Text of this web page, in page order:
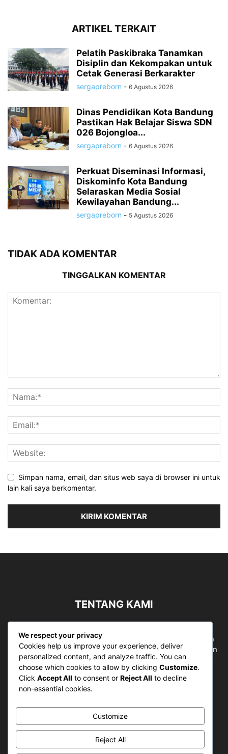
ARTIKEL TERKAIT
Pelatih Paskibraka Tanamkan
Disiplin dan Kekompakan untuk
Cetak Generasi Berkarakter
sergapreborn - 6 Agustus 2026
Dinas Pendidikan Kota Bandung
Pastikan Hak Belajar Siswa SDN
026 Bojongloa...
sergapreborn - 6 Agustus 2026
Perkuat Diseminasi Informasi,
Diskominfo Kota Bandung
Selaraskan Media Sosial
Kewilayahan Bandung...
sergapreborn - 5 Agustus 2026
TIDAK ADA KOMENTAR
TINGGALKAN KOMENTAR
Simpan nama, email, dan situs web saya di browser ini untuk
lain kali saya berkomentar.
TENTANG KAMI
bergerak di ruang jurnalistik, sebagai entitas pemberian
ruang Publik, Media merupakan literasi mutlak diperlukan
sebagai kemampuan dasar berpikir kritis untuk hidup di
abad informasi.
Hubungi kami:
IKUTI KAMI
We respect your privacy
Cookies help us improve your experience, deliver
personalized content, and analyze traffic. You can
choose which cookies to allow by clicking Customize.
Click Accept All to consent or Reject All to decline
non-essential cookies.
Customize
Reject All